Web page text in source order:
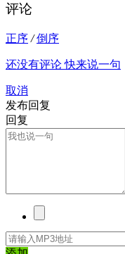
评论
正序 / 倒序
还没有评论 快来说一句
取消
发布回复
回复